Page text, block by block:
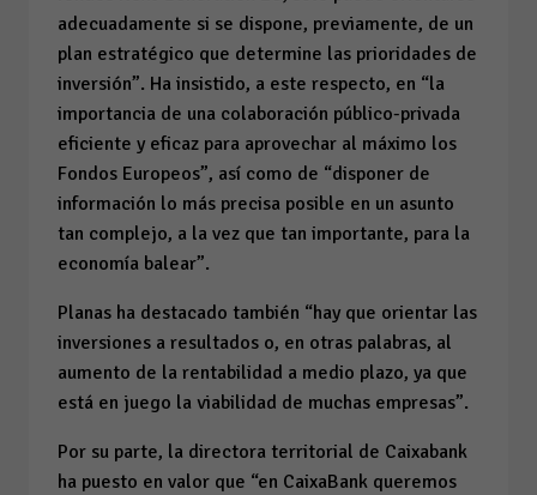
adecuadamente si se dispone, previamente, de un
plan estratégico que determine las prioridades de
inversión”. Ha insistido, a este respecto, en “la
importancia de una colaboración público-privada
eficiente y eficaz para aprovechar al máximo los
Fondos Europeos”, así como de “disponer de
información lo más precisa posible en un asunto
tan complejo, a la vez que tan importante, para la
economía balear”.
Planas ha destacado también “hay que orientar las
inversiones a resultados o, en otras palabras, al
aumento de la rentabilidad a medio plazo, ya que
está en juego la viabilidad de muchas empresas”.
Por su parte, la directora territorial de Caixabank
ha puesto en valor que “en CaixaBank queremos